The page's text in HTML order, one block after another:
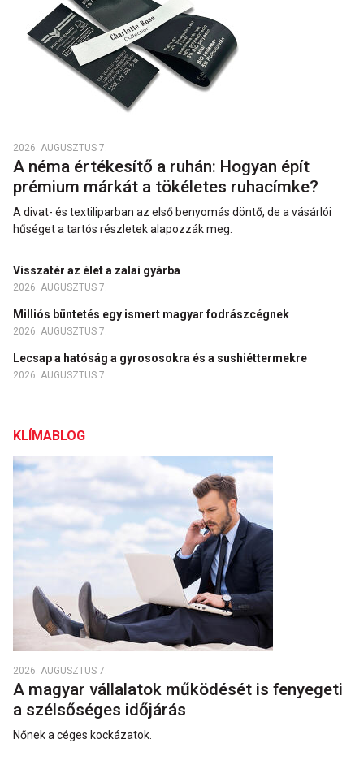
2026. AUGUSZTUS 7.
A néma értékesítő a ruhán: Hogyan épít
prémium márkát a tökéletes ruhacímke?
A divat- és textiliparban az első benyomás döntő, de a vásárlói
hűséget a tartós részletek alapozzák meg.
Visszatér az élet a zalai gyárba
2026. AUGUSZTUS 7.
Milliós büntetés egy ismert magyar fodrászcégnek
2026. AUGUSZTUS 7.
Lecsap a hatóság a gyrososokra és a sushiéttermekre
2026. AUGUSZTUS 7.
KLÍMABLOG
2026. AUGUSZTUS 7.
A magyar vállalatok működését is fenyegeti
a szélsőséges időjárás
Nőnek a céges kockázatok.